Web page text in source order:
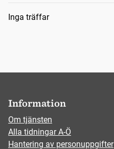
Sökresultat
Inga träffar
Information
Om tjänsten
Alla tidningar A-Ö
Hantering av personuppgifter